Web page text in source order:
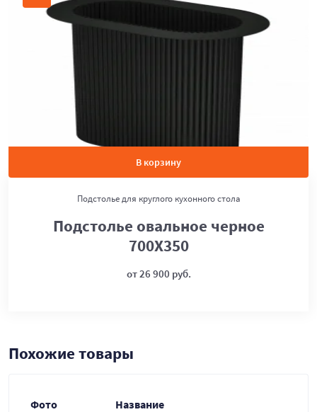
В корзину
Подстолье для круглого кухонного стола
Подстолье овальное черное
700Х350
от 26 900 руб.
Похожие товары
Фото Название